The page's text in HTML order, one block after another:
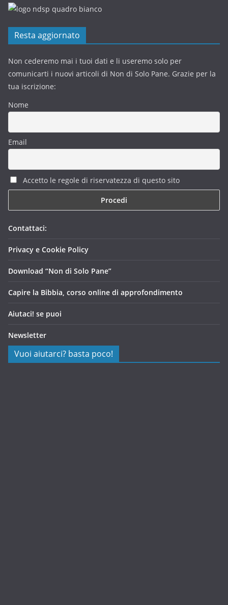
Resta aggiornato
Non cederemo mai i tuoi dati e li useremo solo per
comunicarti i nuovi articoli di Non di Solo Pane. Grazie per la
tua iscrizione:
Nome
Email
Accetto le regole di riservatezza di questo sito
Contattaci:
Privacy e Cookie Policy
Download “Non di Solo Pane”
Capire la Bibbia, corso online di approfondimento
Aiutaci! se puoi
Newsletter
Vuoi aiutarci? basta poco!